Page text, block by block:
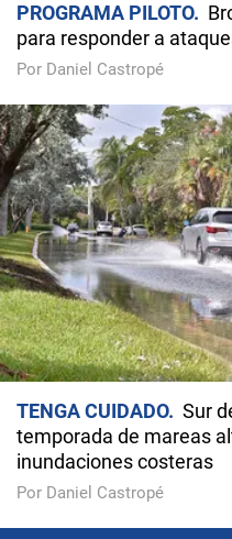
PROGRAMA PILOTO
para responder a
Por Daniel Castropé
TENGA CUIDADO
Sur
temporada de mareas
inundaciones costeras
Por Daniel Castropé